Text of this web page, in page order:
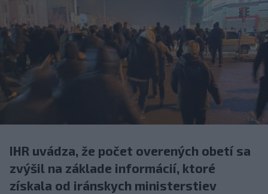
IHR uvádza, že počet overených obetí sa
zvýšil na základe informácií, ktoré
získala od iránskych ministerstiev